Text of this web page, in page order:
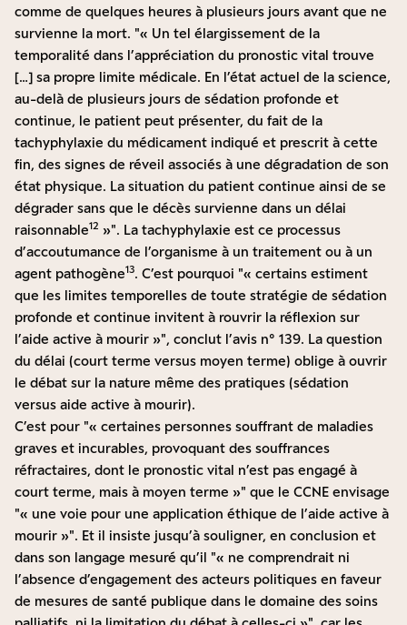
comme de quelques heures à plusieurs jours avant que ne
survienne la mort.
« Un tel élargissement de la
temporalité dans l’appréciation du pronostic vital trouve
[…] sa propre limite médicale. En l’état actuel de la science,
au-delà de plusieurs jours de sédation profonde et
continue, le patient peut présenter, du fait de la
tachyphylaxie du médicament indiqué et prescrit à cette
fin, des signes de réveil associés à une dégradation de son
état physique. La situation du patient continue ainsi de se
dégrader sans que le décès survienne dans un délai
raisonnable12 » . La tachyphylaxie est ce processus
d’accoutumance de l’organisme à un traitement ou à un
agent pathogène13. C’est pourquoi
« certains estiment
que les limites temporelles de toute stratégie de sédation
profonde et continue invitent à rouvrir la réflexion sur
l’aide active à mourir » , conclut l’avis n° 139. La question
du délai (court terme versus moyen terme) oblige à ouvrir
le débat sur la nature même des pratiques (sédation
versus aide active à mourir).
C’est pour « certaines personnes souffrant de maladies
graves et incurables, provoquant des souffrances
réfractaires, dont le pronostic vital n’est pas engagé à
court terme, mais à moyen terme » que le CCNE envisage
« une voie pour une application éthique de l’aide active à
mourir » . Et il insiste jusqu’à souligner, en conclusion et
dans son langage mesuré qu’il
« ne comprendrait ni
l’absence d’engagement des acteurs politiques en faveur
de mesures de santé publique dans le domaine des soins